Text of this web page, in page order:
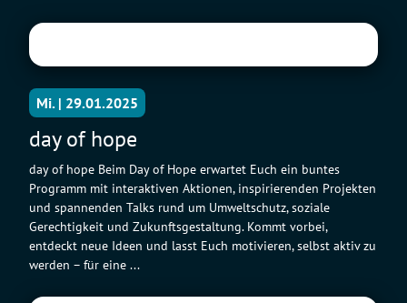
Mi. | 29.01.2025
day of hope
day of hope Beim Day of Hope erwartet Euch ein buntes
Programm mit interaktiven Aktionen, inspirierenden Projekten
und spannenden Talks rund um Umweltschutz, soziale
Gerechtigkeit und Zukunftsgestaltung. Kommt vorbei,
entdeckt neue Ideen und lasst Euch motivieren, selbst aktiv zu
werden – für eine ...